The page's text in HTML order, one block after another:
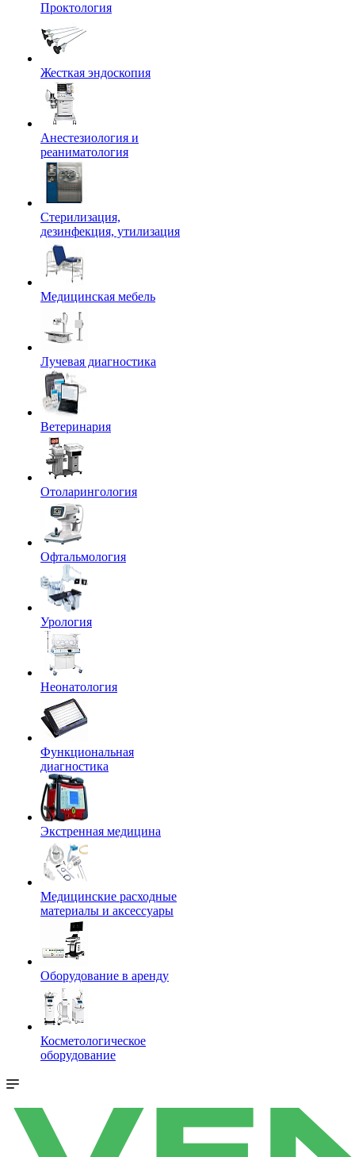
Проктология
Жесткая эндоскопия
Анестезиология и
реаниматология
Стерилизация,
дезинфекция, утилизация
Медицинская мебель
Лучевая диагностика
Ветеринария
Отоларингология
Офтальмология
Урология
Неонатология
Функциональная
диагностика
Экстренная медицина
Медицинские расходные
материалы и аксессуары
Оборудование в аренду
Косметологическое
оборудование